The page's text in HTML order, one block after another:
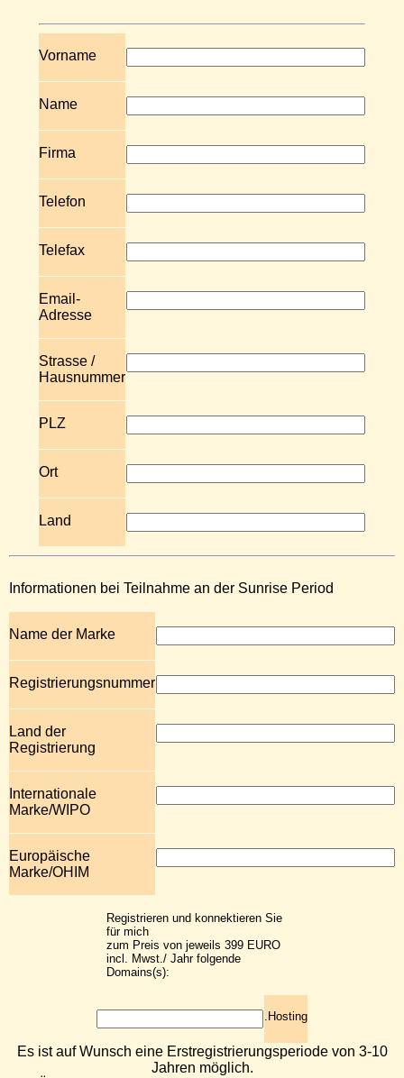
Vorname
Name
Firma
Telefon
Telefax
Email-
Adresse
Strasse /
Hausnummer
PLZ
Ort
Land
Informationen bei Teilnahme an der Sunrise Period
Name der Marke
Registrierungsnummer
Land der
Registrierung
Internationale
Marke/WIPO
Europäische
Marke/OHIM
Registrieren und konnektieren Sie
für mich
zum Preis von jeweils 399 EURO
incl. Mwst./ Jahr folgende
Domains(s):
.Hosting
Es ist auf Wunsch eine Erstregistrierungsperiode von 3-10
Jahren möglich.